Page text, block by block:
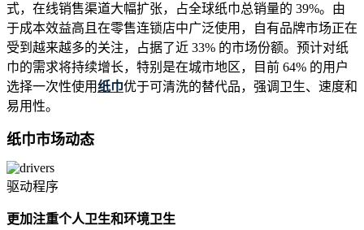
式，在线销售渠道大幅扩张，占全球纸巾总销量的 39%。由
于成本效益高且在零售连锁店中广泛使用，自有品牌市场正在
受到越来越多的关注，占据了近 33% 的市场份额。预计对纸
巾的需求将持续增长，特别是在城市地区，目前 64% 的用户
选择一次性使用纸巾优于可清洗的替代品，强调卫生、速度和
易用性。
纸巾市场动态
驱动程序
更加注重个人卫生和环境卫生